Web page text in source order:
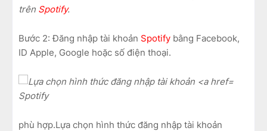
trên Spotify.
Bước 2: Đăng nhập tài khoản Spotify bằng Facebook,
ID Apple, Google hoặc số điện thoại.
Spotify
phù hợp.Lựa chọn hình thức đăng nhập tài khoản